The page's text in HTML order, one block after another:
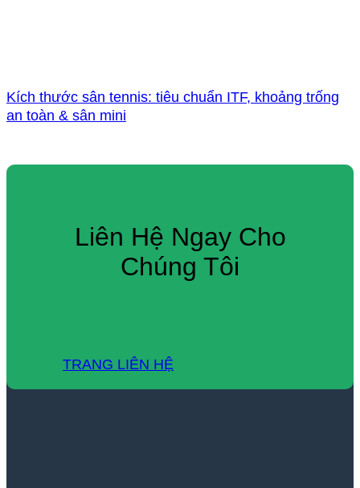
Kích thước sân tennis: tiêu chuẩn ITF, khoảng trống
an toàn & sân mini
Liên Hệ Ngay Cho
Chúng Tôi
TRANG LIÊN HỆ